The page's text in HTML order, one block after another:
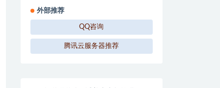
外部推荐
QQ咨询
腾讯云服务器推荐